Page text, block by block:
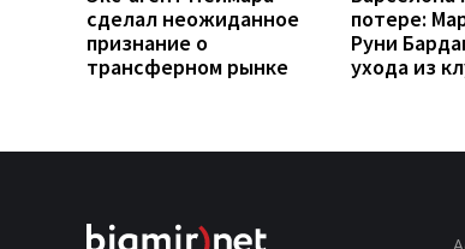
сделал неожиданное
признание о
трансферном рынке
потере:
Руни
ухода из